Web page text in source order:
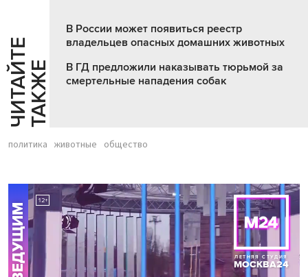
Ч
И
Т
АЙ
Т
Е
Т
А
К
ЖЕ
В России может появиться реестр
владельцев опасных домашних животных
В ГД предложили наказывать тюрьмой за
смертельные нападения собак
политика животные общество